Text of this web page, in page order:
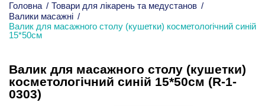
Головна / Товари для лікарень та медустанов /
Валики масажні /
Валик для масажного столу (кушетки) косметологічний синій
15*50см
Валик для масажного столу (кушетки)
косметологічний синій 15*50см (R-1-
0303)